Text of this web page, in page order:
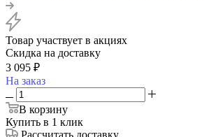
Товар участвует в акциях
Скидка на доставку
3 095 ₽
На заказ
В корзину
Купить в 1 клик